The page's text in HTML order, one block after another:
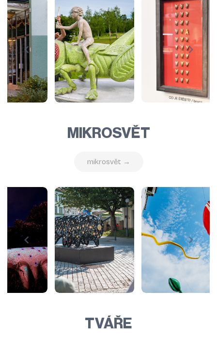
MIKROSVĚT
mikrosvět →
TVÁŘE